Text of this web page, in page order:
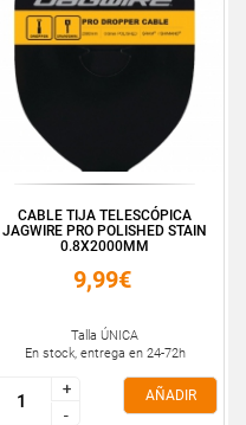
CABLE TIJA TELESCÓPICA
JAGWIRE PRO POLISHED STAIN
0.8X2000MM
9,99€
Talla ÚNICA
En stock, entrega en 24-72h
+
-
+
-
AÑADIR